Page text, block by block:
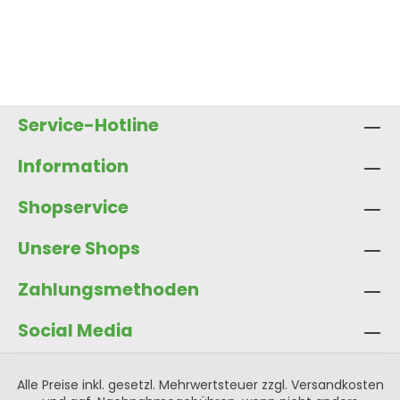
Service-Hotline
Information
Shopservice
Unsere Shops
Zahlungsmethoden
Social Media
Alle Preise inkl. gesetzl. Mehrwertsteuer zzgl. Versandkosten